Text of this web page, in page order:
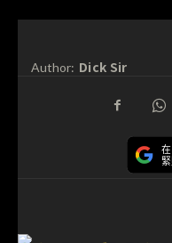
Author: Dick Sir